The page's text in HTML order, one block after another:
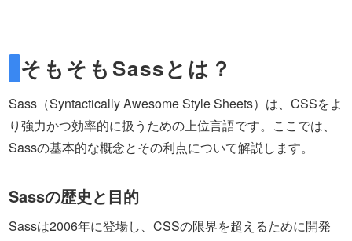
そもそもSassとは？
Sass（Syntactically Awesome Style Sheets）は、CSSをよ
り強力かつ効率的に扱うための上位言語です。ここでは、
Sassの基本的な概念とその利点について解説します。
Sassの歴史と目的
Sassは2006年に登場し、CSSの限界を超えるために開発